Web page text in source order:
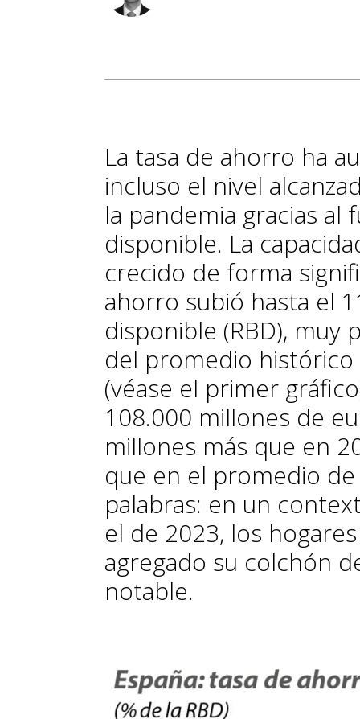
La tasa de ahorro ha
incluso el nivel
la pandemia gracias al
disponible. La
crecido de forma
ahorro subió hasta el
disponible (RBD), muy
del promedio
(véase el primer
108.000 millones de
millones más que en
que en el promedio
palabras: en un
el de 2023, los
agregado su colchón
notable.